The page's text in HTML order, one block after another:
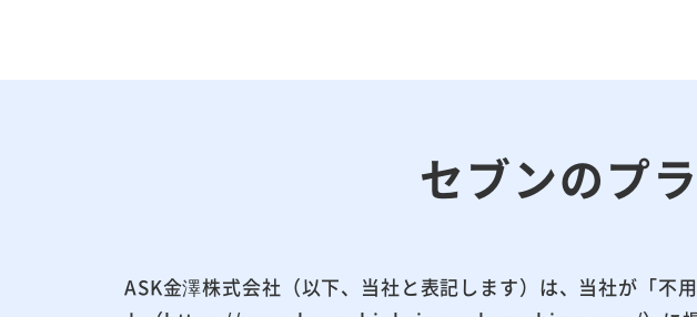
セブンのプ
ASK金澤株式会社（以下、当社と表記します）は、当社が「不